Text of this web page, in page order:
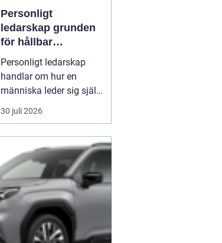
Personligt
ledarskap grunden
för hållbar
utveckling och
verklig förändring
Personligt ledarskap
handlar om hur en
människa leder sig själv
i vardagen: i beslut,
relationer, konflikter och
ledare har god självinsikt
och tränar på att vara
närvarande i nuet,
påverkar det direkt
kulturen, samarbetet och
res...
30 juli 2026